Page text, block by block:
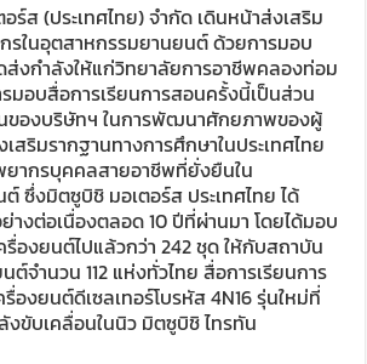
ร์ส (ประเทศไทย) จำกัด เดินหน้าส่งเสริม
ในอุตสาหกรรมยานยนต์ ด้วยการมอบ
งกำลังให้แก่วิทยาลัยการอาชีพคลองท่อม
มอบสื่อการเรียนการสอนครั้งนี้เป็นส่วน
ของบริษัทฯ ในการพัฒนาศักยภาพของผู้
สริมรากฐานทางการศึกษาในประเทศไทย
ากรบุคคลสายอาชีพที่ยั่งยืนใน
ซึ่งมิตซูบิชิ มอเตอร์ส ประเทศไทย ได้
างต่อเนื่องตลอด 10 ปีที่ผ่านมา โดยได้มอบ
รื่องยนต์ไปแล้วกว่า 242 ชุด ให้กับสถาบัน
จำนวน 112 แห่งทั่วไทย สื่อการเรียนการ
องยนต์ดีเซลเทอร์โบรหัส 4N16 รุ่นใหม่ที่
ขับเคลื่อนในนิว มิตซูบิชิ ไทรทัน